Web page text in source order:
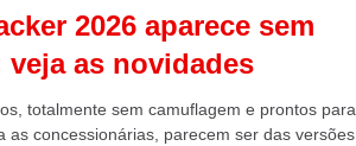
2026 aparece sem
veja as novidades
totalmente sem camuflagem e prontos para
as concessionárias, parecem ser das versões